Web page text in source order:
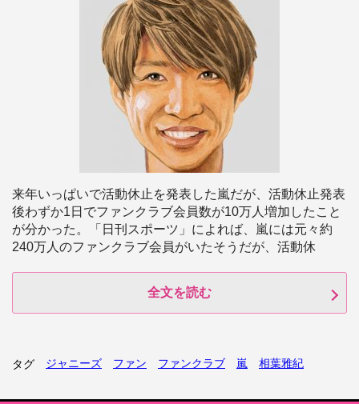
来年いっぱいで活動休止を発表した嵐だが、活動休止発表
後わずか1日でファンクラブ会員数が10万人増加したこと
が分かった。「日刊スポーツ」によれば、嵐には元々約
240万人のファンクラブ会員がいたそうだが、活動休
全文を読む
タグ ジャニーズ ファン ファンクラブ 嵐 相葉雅紀